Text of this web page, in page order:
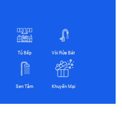
Tủ Bếp Vòi Rửa Bát
Sen Tắm Khuyến Mại